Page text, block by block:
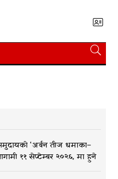
‘अर्बन तीज धमाका–
११ सेप्टेम्बर २०२६, मा हुने